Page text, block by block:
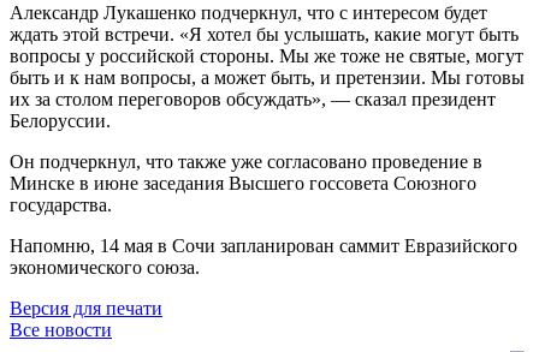
Александр Лукашенко подчеркнул, что с интересом будет
ждать этой встречи. «Я хотел бы услышать, какие могут быть
вопросы у российской стороны. Мы же тоже не святые, могут
быть и к нам вопросы, а может быть, и претензии. Мы готовы
их за столом переговоров обсуждать», — сказал президент
Белоруссии.
Он подчеркнул, что также уже согласовано проведение в
Минске в июне заседания Высшего госсовета Союзного
государства.
Напомню, 14 мая в Сочи запланирован саммит Евразийского
экономического союза.
Версия для печати
Все новости